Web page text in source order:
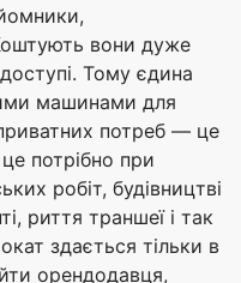
вони дуже
Тому єдина
машинами для
потреб — це
потрібно при
робіт, будівництві
риття траншеї і так
здається тільки в
орендодавця,